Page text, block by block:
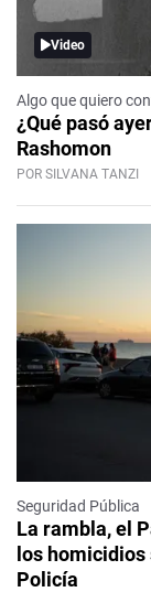
Video
Algo que quiero
¿Qué pasó
Rashomon
POR SILVANA TANZI
Seguridad Pública
La rambla, el
los
Policía